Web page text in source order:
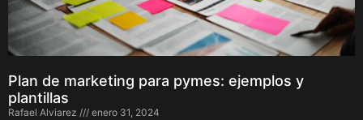
Plan de marketing para pymes: ejemplos y
plantillas
Rafael Alviarez enero 31, 2024